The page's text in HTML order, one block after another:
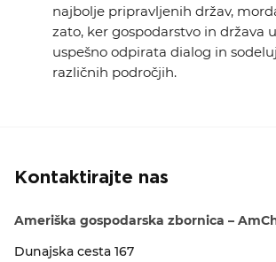
najbolje pripravljenih držav,
zato, ker gospodarstvo in država
uspešno odpirata dialog in
različnih področjih.
Kontaktirajte nas
Ameriška gospodarska zbornica –
Dunajska cesta 167